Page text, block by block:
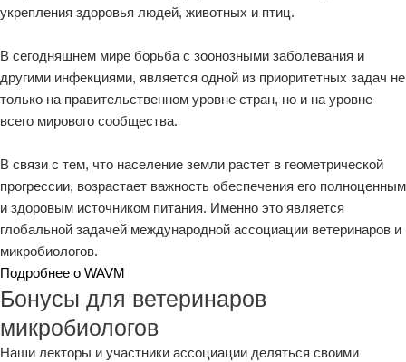
укрепления здоровья людей, животных и птиц.
В сегодняшнем мире борьба с зоонозными заболевания и
другими инфекциями, является одной из приоритетных задач не
только на правительственном уровне стран, но и на уровне
всего мирового сообщества.
В связи с тем, что население земли растет в геометрической
прогрессии, возрастает важность обеспечения его полноценным
и здоровым источником питания. Именно это является
глобальной задачей международной ассоциации ветеринаров и
микробиологов.
Подробнее о WAVM
Бонусы для ветеринаров
микробиологов
Наши лекторы и участники ассоциации деляться своими